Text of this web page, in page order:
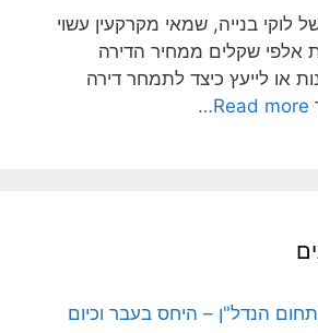
לוקי בנייה, שמאי מקרקעין עשוי
אלפי שקלים ממחיר הדירה
או לייעץ כיצד לתמחר דירה
Read more…
הנדל"ן – היחס בעבר וכיום